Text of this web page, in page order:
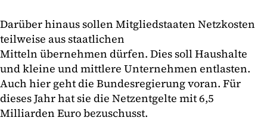
Darüber hinaus sollen Mitgliedstaaten Netzkosten
teilweise aus staatlichen
Mitteln übernehmen dürfen. Dies soll Haushalte
und kleine und mittlere Unternehmen entlasten.
Auch hier geht die Bundesregierung voran. Für
dieses Jahr hat sie die Netzentgelte mit 6,5
Milliarden Euro bezuschusst.